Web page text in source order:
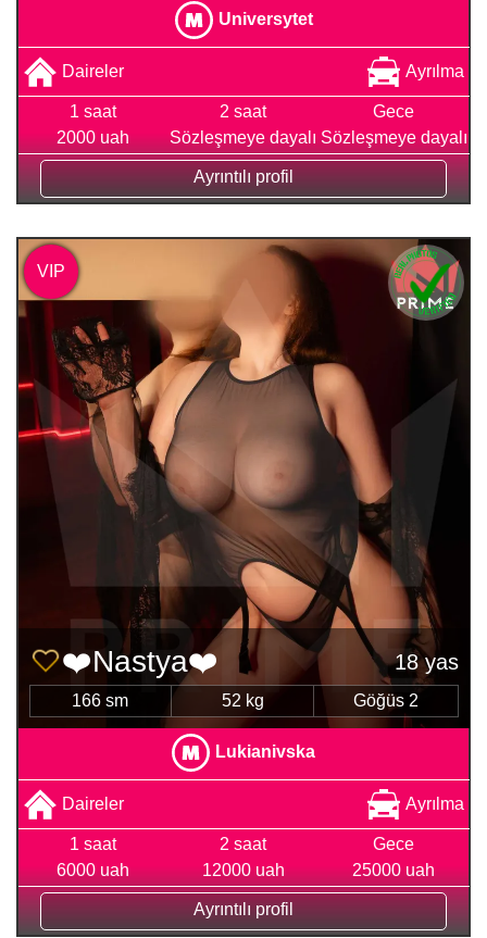
Universytet
Daireler Ayrılma
1 saat
2000 uah
2 saat
Sözleşmeye dayalı
Gece
Sözleşmeye dayalı
Ayrıntılı profil
❤️Nastya❤️ 18 yas
166 sm 52 kg Göğüs 2
Lukianivska
Daireler Ayrılma
1 saat
6000 uah
2 saat
12000 uah
Gece
25000 uah
Ayrıntılı profil
VIP